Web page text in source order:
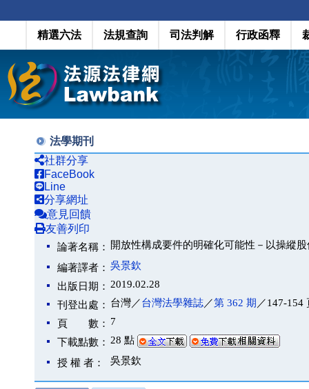
精選六法 法規查詢 司法判解 行政函釋
法學期刊
社群分享
FaceBook
Line
分享網址
意見回饋
友善列印
論著名稱： 開放性構成要件的明確化可能性－以操縱
編著譯者： 吳景欽
出版日期： 2019.02.28
刊登出處： 台灣／台灣法學雜誌／第 362 期 ／147-154
頁 數： 7
下載點數： 28 點
授 權 者： 吳景欽